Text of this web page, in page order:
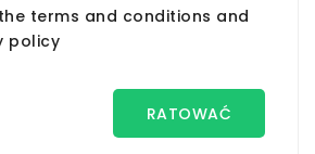
terms and conditions and
policy
RATOWAĆ